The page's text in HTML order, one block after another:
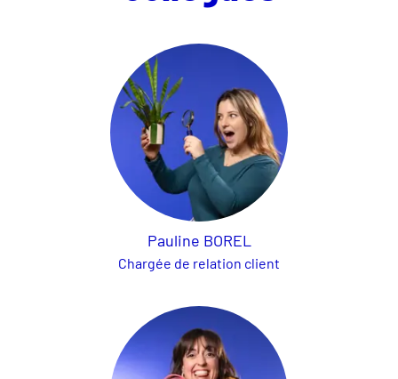
Pauline BOREL
Chargée de relation client